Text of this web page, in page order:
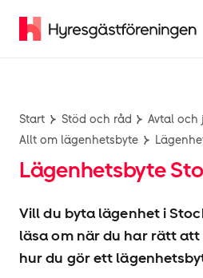
Start Stöd och råd
Avtal och
Allt om lägenhetsbyte
Lägenhetsbyte
Vill du byta lägenhet i
läsa om när du har rätt
hur du gör ett